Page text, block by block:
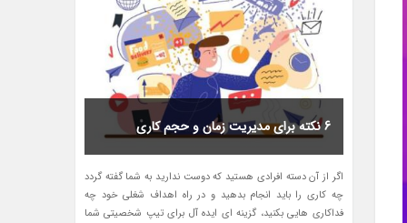
6 نکته برای مدیریت زمان و حجم کاری
اگر از آن دسته افرادی هستید که دوست ندارید به شما گفته گردد
چه کاری را باید انجام بدهید و در راه اهداف شغلی خود چه
فداکاری هایی بکنید، گزینه ای ایده آل برای تیپ شخصیتی شما